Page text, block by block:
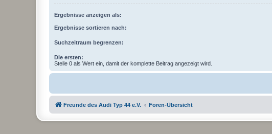
Ergebnisse anzeigen als:
Ergebnisse sortieren nach:
Suchzeitraum begrenzen:
Die ersten:
Stelle 0 als Wert ein, damit der komplette Beitrag angezeigt wird.
Freunde des Audi Typ 44 e.V. Foren-Übersicht